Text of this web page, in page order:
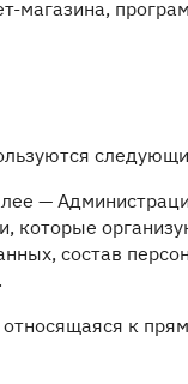
магазина,
—
состав
к